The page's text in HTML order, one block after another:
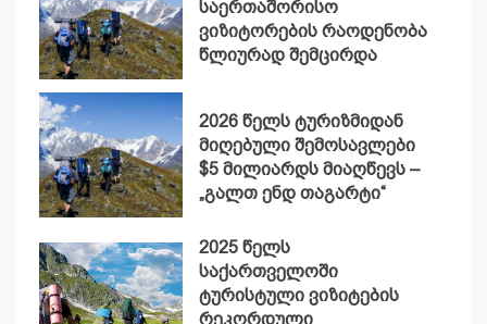
საერთაშორისო
ვიზიტორების რაოდენობა
წლიურად შემცირდა
2026 წელს ტურიზმიდან
მიღებული შემოსავლები
$5 მილიარდს მიაღწევს –
„გალთ ენდ თაგარტი“
2025 წელს
საქართველოში
ტურისტული ვიზიტების
რეკორდული